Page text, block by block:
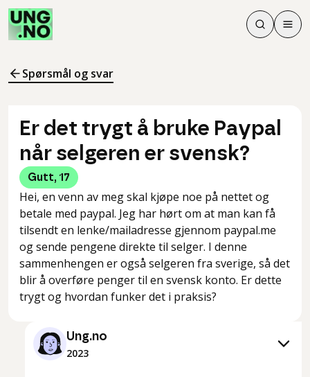
Søk
Søk
Meny
Spørsmål og svar
Er det trygt å bruke Paypal
når selgeren er svensk?
Gutt, 17
Hei, en venn av meg skal kjøpe noe på nettet og
betale med paypal. Jeg har hørt om at man kan få
tilsendt en lenke/mailadresse gjennom paypal.me
og sende pengene direkte til selger. I denne
sammenhengen er også selgeren fra sverige, så det
blir å overføre penger til en svensk konto. Er dette
trygt og hvordan funker det i praksis?
Ung.no
2023